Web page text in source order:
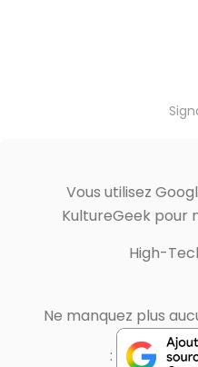
Vous utilisez
KultureGeek pour
High-
Ne manquez plus
: